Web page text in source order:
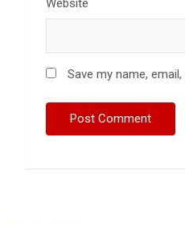
Website
Save my name,